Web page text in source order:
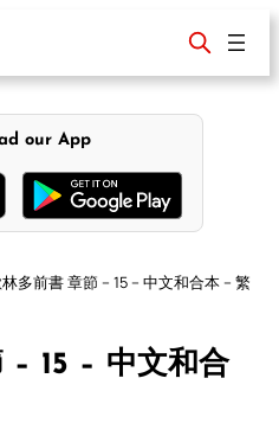
our App
多前書 章節 – 15 – 中文和合本 – 繁
– 15 – 中文和合